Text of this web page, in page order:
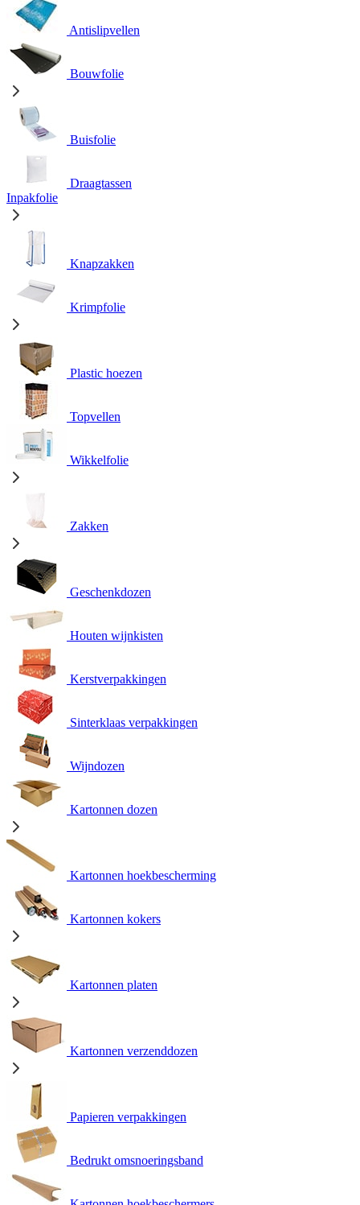
Antislipvellen
Bouwfolie
Buisfolie
Draagtassen
Inpakfolie
Knapzakken
Krimpfolie
Plastic hoezen
Topvellen
Wikkelfolie
Zakken
Geschenkdozen
Houten wijnkisten
Kerstverpakkingen
Sinterklaas verpakkingen
Wijndozen
Kartonnen dozen
Kartonnen hoekbescherming
Kartonnen kokers
Kartonnen platen
Kartonnen verzenddozen
Papieren verpakkingen
Bedrukt omsnoeringsband